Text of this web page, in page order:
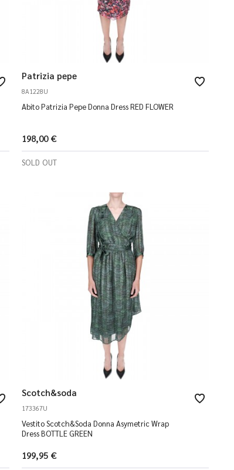
Patrizia pepe
8A1228U
Abito Patrizia Pepe Donna Dress RED FLOWER
198,00 €
SOLD OUT
Scotch&soda
173367U
Vestito Scotch&Soda Donna Asymetric Wrap
Dress BOTTLE GREEN
199,95 €